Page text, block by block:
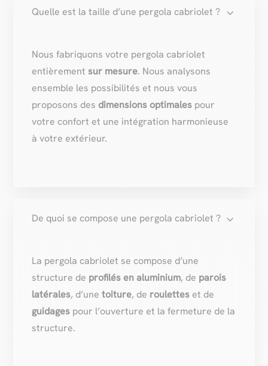
Quelle est la taille d’une pergola cabriolet ? 3
Nous fabriquons votre pergola cabriolet
entièrementsur mesure. Nous analysons
ensemble les possibilités et nous vous
proposons des dimensions optimales pour
votre confort et une intégration harmonieuse
à votre extérieur.
De quoi se compose une pergola cabriolet ? 3
La pergola cabriolet se compose d’une
structure de profilés en aluminium, de parois
latérales, d’unetoiture, de roulettes et de
guidages pour l’ouverture et la fermeture de la
structure.